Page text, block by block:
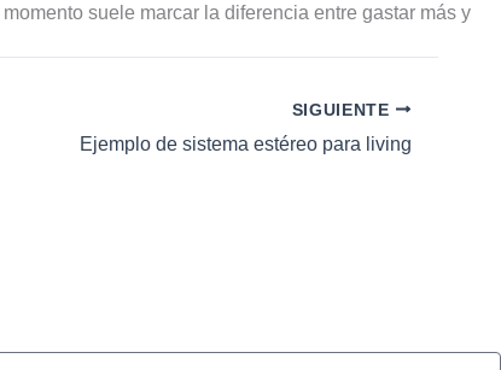
suele marcar la diferencia entre gastar más y
SIGUIENTE
Ejemplo de sistema estéreo para living